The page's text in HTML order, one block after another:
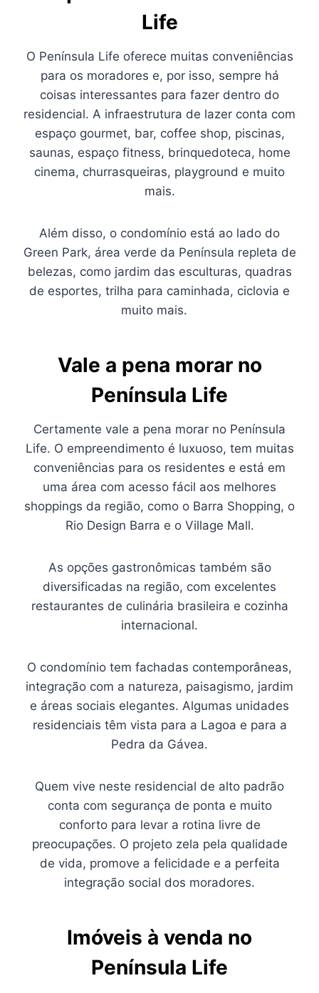
Life
O Península Life oferece muitas conveniências
para os moradores e, por isso, sempre há
coisas interessantes para fazer dentro do
residencial. A infraestrutura de lazer conta com
espaço gourmet, bar, coffee shop, piscinas,
saunas, espaço fitness, brinquedoteca, home
cinema, churrasqueiras, playground e muito
mais.
Além disso, o condomínio está ao lado do
Green Park, área verde da Península repleta de
belezas, como jardim das esculturas, quadras
de esportes, trilha para caminhada, ciclovia e
muito mais.
Vale a pena morar no
Península Life
Certamente vale a pena morar no Península
Life. O empreendimento é luxuoso, tem muitas
conveniências para os residentes e está em
uma área com acesso fácil aos melhores
shoppings da região, como o Barra Shopping, o
Rio Design Barra e o Village Mall.
As opções gastronômicas também são
diversificadas na região, com excelentes
restaurantes de culinária brasileira e cozinha
internacional.
O condomínio tem fachadas contemporâneas,
integração com a natureza, paisagismo, jardim
e áreas sociais elegantes. Algumas unidades
residenciais têm vista para a Lagoa e para a
Pedra da Gávea.
Quem vive neste residencial de alto padrão
conta com segurança de ponta e muito
conforto para levar a rotina livre de
preocupações. O projeto zela pela qualidade
de vida, promove a felicidade e a perfeita
integração social dos moradores.
Imóveis à venda no
Península Life